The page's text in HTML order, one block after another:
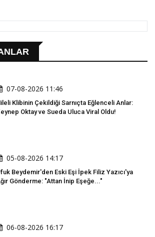
07-08-2026 11:46
Klibinin Çekildiği Sarnıçta Eğlenceli Anlar:
Oktay ve Sueda Uluca Viral Oldu!
05-08-2026 14:17
Beydemir'den Eski Eşi İpek Filiz Yazıcı'ya
Gönderme: "Attan İnip Eşeğe..."
06-08-2026 16:17